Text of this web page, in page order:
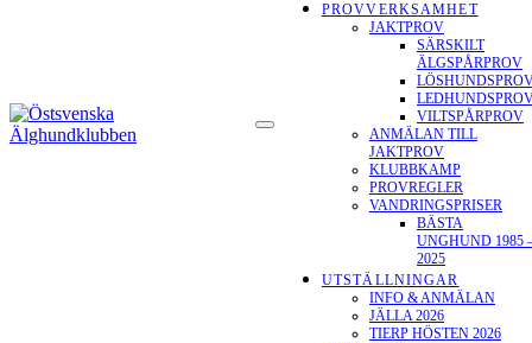
ÖSTSVENSKA
ÄLGHUNDKLUBBEN
PROVVERKSAMHET
JAKTPROV
SÄRSKILT
ÄLGSPÅRPROV
VILTSPÅRPROV
ANMÄLAN TILL
JAKTPROV
KLUBBKAMP
PROVREGLER
VANDRINGSPRISER
BÄSTA
UNGHUND 1985
2025
UTSTÄLLNINGAR
INFO & ANMÄLAN
JÄLLA 2026
TIERP HÖSTEN 2026